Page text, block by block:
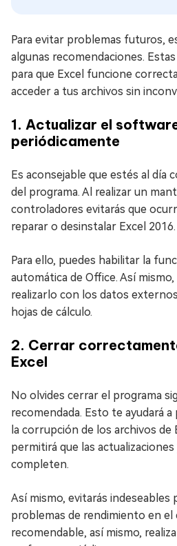
Para evitar problemas futuros,
algunas recomendaciones.
para que Excel funcione
acceder a tus archivos sin
1. Actualizar el
periódicamente
Es aconsejable que estés al día
del programa. Al realizar un
controladores evitarás que
reparar o desinstalar Excel 2016.
Para ello, puedes habilitar la
automática de Office. Así
realizarlo con los datos
hojas de cálculo.
2. Cerrar
Excel
No olvides cerrar el programa
recomendada. Esto te ayudará
la corrupción de los archivos de
permitirá que las
completen.
Así mismo, evitarás indeseables
problemas de rendimiento en el
recomendable, así mismo,